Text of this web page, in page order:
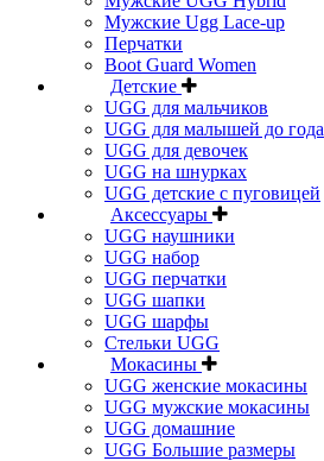
Мужские Ugg Lace-up
Перчатки
Boot Guard Women
Детские
UGG для мальчиков
UGG для малышей до года
UGG для девочек
UGG на шнурках
UGG детские с пуговицей
Аксессуары
UGG наушники
UGG набор
UGG перчатки
UGG шапки
UGG шарфы
Стельки UGG
Мокасины
UGG женские мокасины
UGG мужские мокасины
UGG домашние
UGG Большие размеры